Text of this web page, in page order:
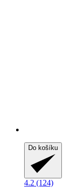
Do košíku
4.2 (124)